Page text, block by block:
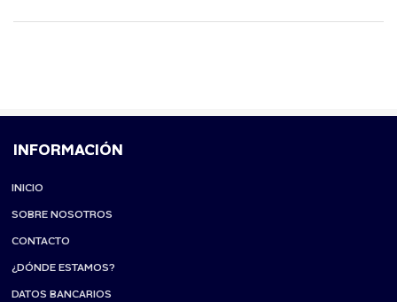
INFORMACIÓN
INICIO
SOBRE NOSOTROS
CONTACTO
¿DÓNDE ESTAMOS?
DATOS BANCARIOS